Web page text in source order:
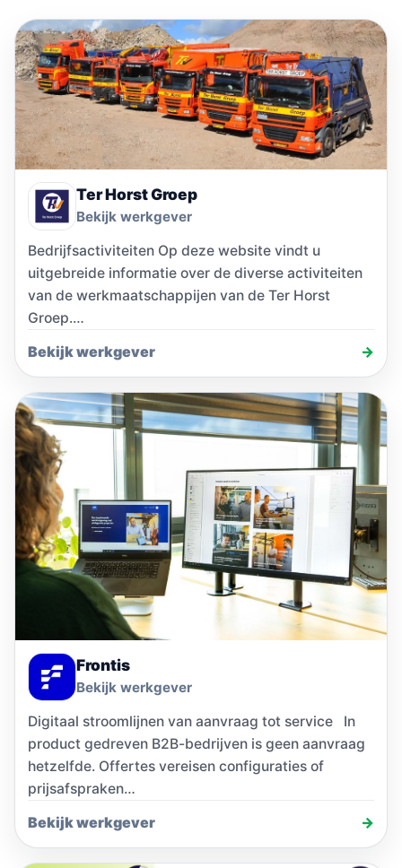
Ter Horst Groep
Bekijk werkgever
Bedrijfsactiviteiten Op deze website vindt u
uitgebreide informatie over de diverse activiteiten
van de werkmaatschappijen van de Ter Horst
Groep.…
Bekijk werkgever →
Frontis
Bekijk werkgever
Digitaal stroomlijnen van aanvraag tot service In
product gedreven B2B-bedrijven is geen aanvraag
hetzelfde. Offertes vereisen configuraties of
prijsafspraken…
Bekijk werkgever →